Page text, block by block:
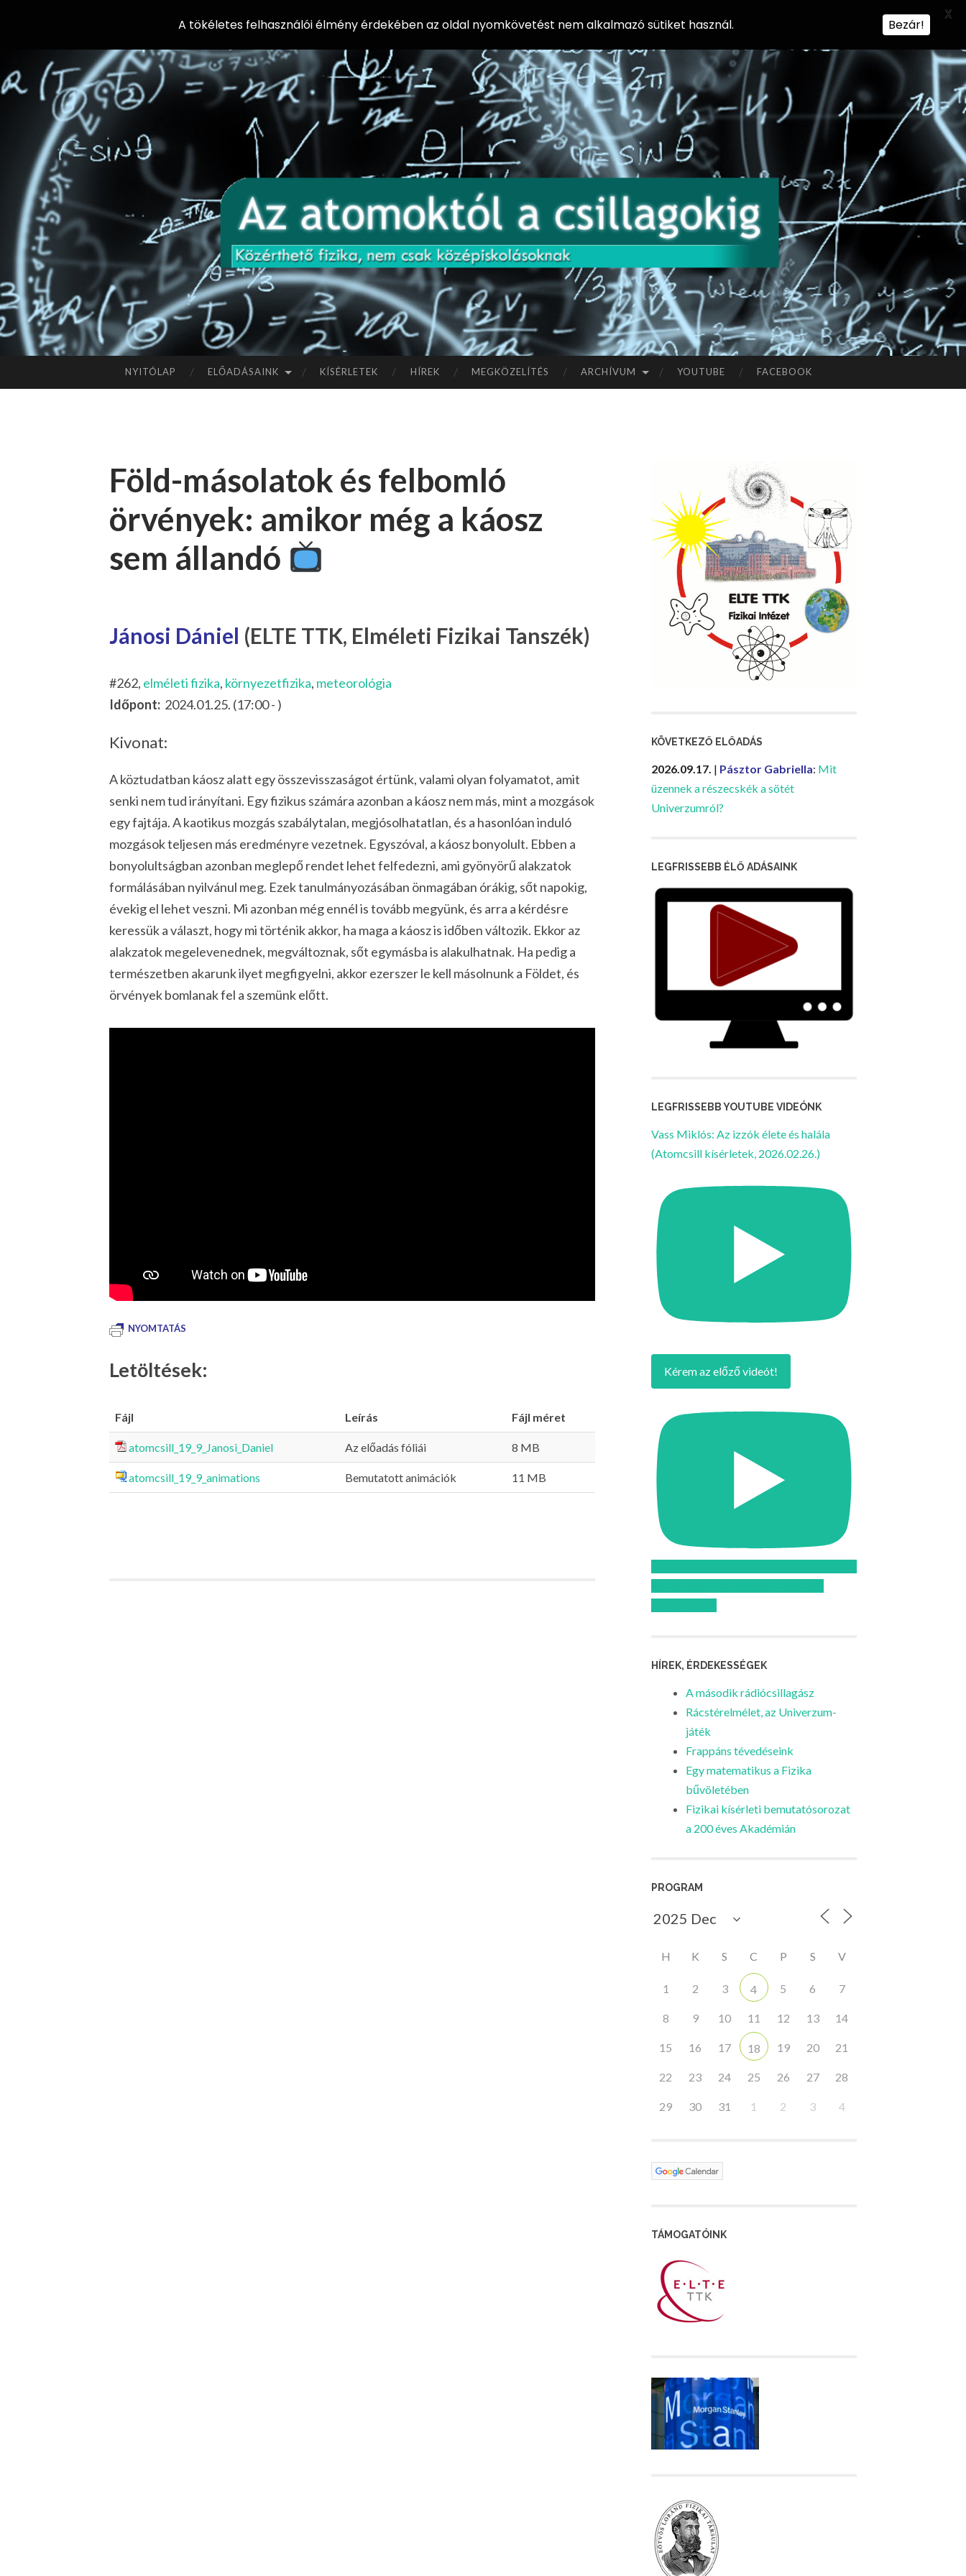
AZ
AT
OM
OK
TÓ
L A
OK
Előadássorozat
középiskolásoknak
az ELTE
Természettudományi
Kar Fizikai
Intézetében
A
NYITÓLAP ELŐADÁSAINK KÍSÉRLETEK HÍREK MEGKÖZELÍTÉS ARCHÍVUM YOUTUBE FACEBOOK
Föld-másolatok és felbomló
örvények: amikor még a káosz
sem állandó
Jánosi Dániel (ELTE TTK, Elméleti Fizikai Tanszék)
#262, elméleti fizika, környezetfizika, meteorológia
Időpont: 2024.01.25. (17:00 - )
Kivonat:
A köztudatban káosz alatt egy összevisszaságot értünk, valami olyan folyamatot, amit
senki nem tud irányítani. Egy fizikus számára azonban a káosz nem más, mint a mozgások
egy fajtája. A kaotikus mozgás szabálytalan, megjósolhatatlan, és a hasonlóan induló
mozgások teljesen más eredményre vezetnek. Egyszóval, a káosz bonyolult. Ebben a
bonyolultságban azonban meglepő rendet lehet felfedezni, ami gyönyörű alakzatok
formálásában nyilvánul meg. Ezek tanulmányozásában önmagában órákig, sőt napokig,
évekig el lehet veszni. Mi azonban még ennél is tovább megyünk, és arra a kérdésre
keressük a választ, hogy mi történik akkor, ha maga a káosz is időben változik. Ekkor az
alakzatok megelevenednek, megváltoznak, sőt egymásba is alakulhatnak. Ha pedig a
természetben akarunk ilyet megfigyelni, akkor ezerszer le kell másolnunk a Földet, és
örvények bomlanak fel a szemünk előtt.
NYOMTATÁS
Letöltések:
Fájl Leírás Fájl méret
atomcsill_19_9_Janosi_Daniel Az előadás fóliái 8 MB
atomcsill_19_9_animations Bemutatott animációk 11 MB
KÖVETKEZŐ ELŐADÁS
2026.09.17. | Pásztor Gabriella: Mit
üzennek a részecskék a sötét
Univerzumról?
LEGFRISSEBB ÉLŐ ADÁSAINK
LEGFRISSEBB YOUTUBE VIDEÓNK
Vass Miklós: Az izzók élete és halála
(Atomcsill kísérletek, 2026.02.26.)
Kérem az előző videót!
HÍREK, ÉRDEKESSÉGEK
A második rádiócsillagász
Rácstérelmélet, az Univerzum-
játék
Frappáns tévedéseink
Egy matematikus a Fizika
bűvöletében
Fizikai kísérleti bemutatósorozat
a 200 éves Akadémián
PROGRAM
H K S C P S V
1 2 3 4 5 6 7
8 9 10 11 12 13 14
15 16 17 18 19 20 21
22 23 24 25 26 27 28
29 30 31 1 2 3 4
TÁMOGATÓINK
A tökéletes felhasználói élmény érdekében az oldal nyomkövetést nem alkalmazó sütiket használ. Bezár!
X